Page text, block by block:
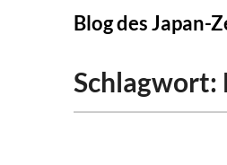
Blog des Japan-
Schlagwort: